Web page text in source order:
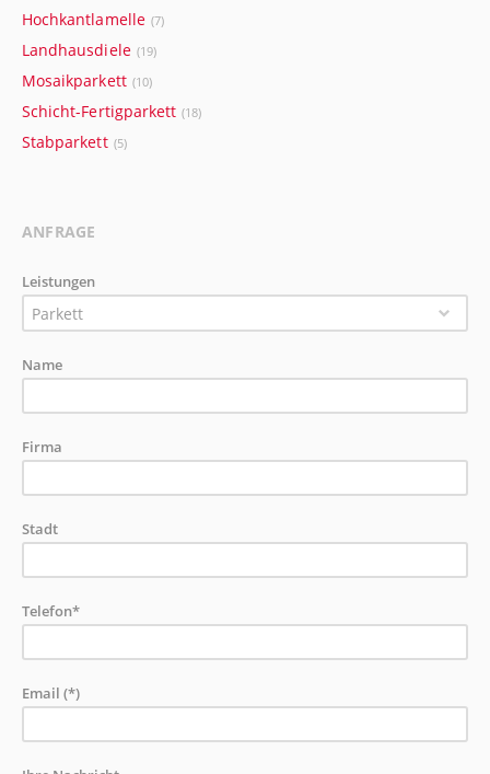
Hochkantlamelle (7)
Landhausdiele (19)
Mosaikparkett (10)
Schicht-Fertigparkett (18)
Stabparkett (5)
ANFRAGE
Leistungen
Parkett
Name
Firma
Stadt
Telefon*
Email (*)